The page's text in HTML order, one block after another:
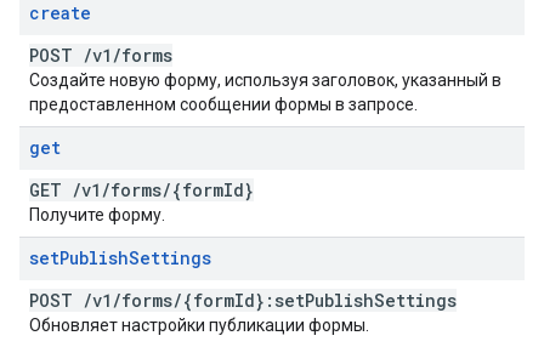
create
POST /v1 /forms
Создайте новую форму, используя заголовок, указанный в
предоставленном сообщении формы в запросе.
get
GET /v1 /forms/{formId}
Получите форму.
setPublishSettings
POST /v1 /forms/{formId}:setPublishSettings
Обновляет настройки публикации формы.